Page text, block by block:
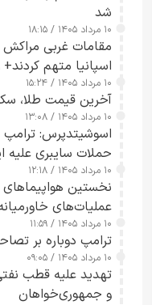
شد
۱۰ مرداد ۱۴۰۵ / ۱۸:۱۵
مقامات غربی
اسپانیا متهم کردند+
۱۰ مرداد ۱۴۰۵ / ۱۵:۲۴
آخرین قیمت طلا، سکه و ارز
۱۰ مرداد ۱۴۰۵ / ۱۳:۰۸
اسوشیتدپرس: ترامپ
حملات سایبری علیه
ارائه نکرد
۱۰ مرداد ۱۴۰۵ / ۱۲:۱۸
نخستین هواپیماهای
عملیات‌های
شدند
۱۰ مرداد ۱۴۰۵ / ۱۱:۵۹
ترامپ دوباره بر
۱۰ مرداد ۱۴۰۵ / ۰۹:۰۵
تهدید علیه قطب
و جمهوری‌خواهان